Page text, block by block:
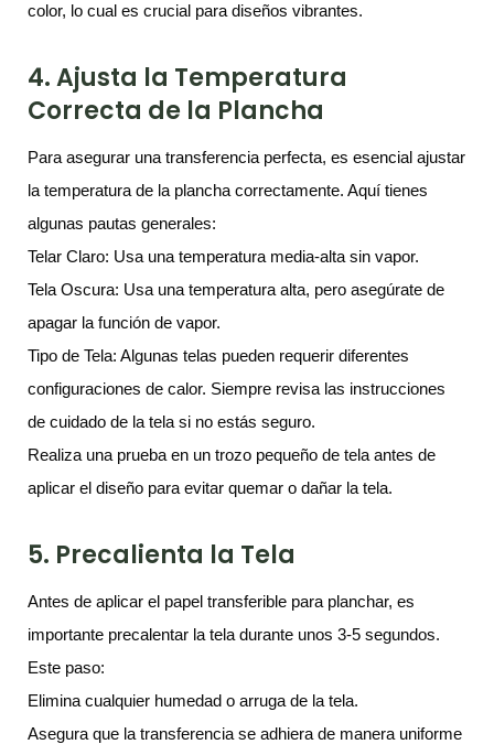
color, lo cual es crucial para diseños vibrantes.
4. Ajusta la Temperatura
Correcta de la Plancha
Para asegurar una transferencia perfecta, es esencial ajustar
la temperatura de la plancha correctamente. Aquí tienes
algunas pautas generales:
Telar Claro: Usa una temperatura media-alta sin vapor.
Tela Oscura: Usa una temperatura alta, pero asegúrate de
apagar la función de vapor.
Tipo de Tela: Algunas telas pueden requerir diferentes
configuraciones de calor. Siempre revisa las instrucciones
de cuidado de la tela si no estás seguro.
Realiza una prueba en un trozo pequeño de tela antes de
aplicar el diseño para evitar quemar o dañar la tela.
5. Precalienta la Tela
Antes de aplicar el papel transferible para planchar, es
importante precalentar la tela durante unos 3-5 segundos.
Este paso:
Elimina cualquier humedad o arruga de la tela.
Asegura que la transferencia se adhiera de manera uniforme